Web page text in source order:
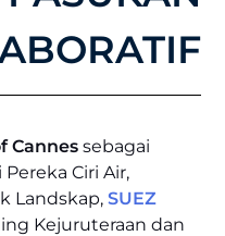
Cannes sebagai
Pereka Ciri Air,
Landskap, SUEZ
Kejuruteraan dan